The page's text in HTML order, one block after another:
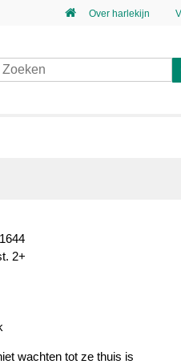
Over harlekijn
2+
wachten tot ze thuis is